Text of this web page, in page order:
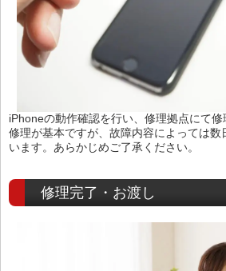
iPhoneの動作確認を行い、修理拠点にて
修理が基本ですが、故障内容によっては
います。あらかじめご了承ください。
修理完了・お渡し